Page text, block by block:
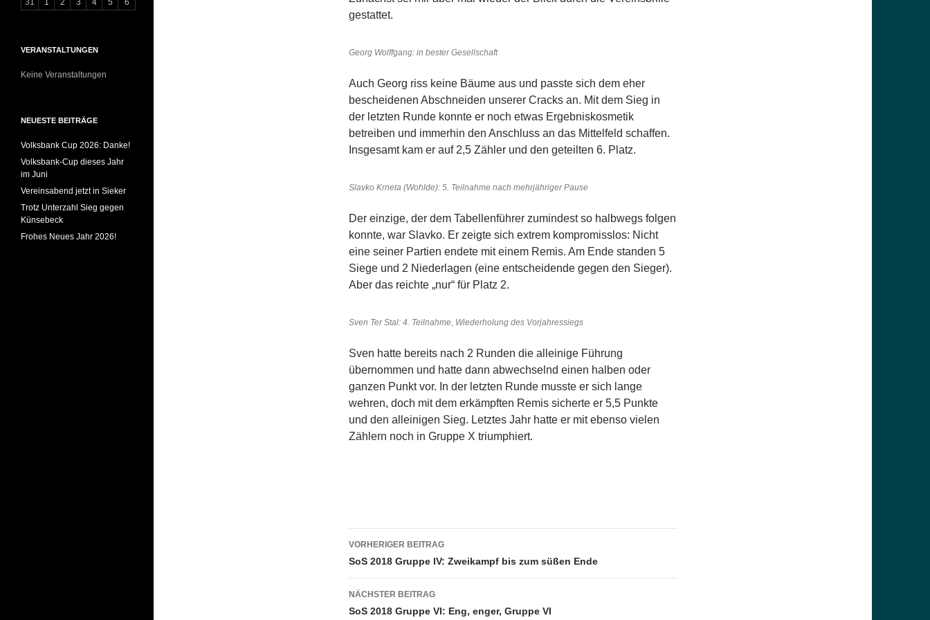
gestattet.
Georg Wolffgang: in bester Gesellschaft
Auch Georg riss keine Bäume aus und passte sich dem eher
bescheidenen Abschneiden unserer Cracks an. Mit dem Sieg in
der letzten Runde konnte er noch etwas Ergebniskosmetik
betreiben und immerhin den Anschluss an das Mittelfeld schaffen.
Insgesamt kam er auf 2,5 Zähler und den geteilten 6. Platz.
Slavko Krneta (Wohlde): 5. Teilnahme nach mehrjähriger Pause
Der einzige, der dem Tabellenführer zumindest so halbwegs folgen
konnte, war Slavko. Er zeigte sich extrem kompromisslos: Nicht
eine seiner Partien endete mit einem Remis. Am Ende standen 5
Siege und 2 Niederlagen (eine entscheidende gegen den Sieger).
Aber das reichte „nur“ für Platz 2.
Sven Ter Stal: 4. Teilnahme, Wiederholung des Vorjahressiegs
Sven hatte bereits nach 2 Runden die alleinige Führung
übernommen und hatte dann abwechselnd einen halben oder
ganzen Punkt vor. In der letzten Runde musste er sich lange
wehren, doch mit dem erkämpften Remis sicherte er 5,5 Punkte
und den alleinigen Sieg. Letztes Jahr hatte er mit ebenso vielen
Zählern noch in Gruppe X triumphiert.
Beitragsnavigation
VORHERIGER BEITRAG
SoS 2018 Gruppe IV: Zweikampf bis zum süßen Ende
NÄCHSTER BEITRAG
SoS 2018 Gruppe VI: Eng, enger, Gruppe VI
VERANSTALTUNGEN
Keine Veranstaltungen
NEUESTE BEITRÄGE
Volksbank Cup 2026: Danke!
Volksbank-Cup dieses Jahr
im Juni
Vereinsabend jetzt in Sieker
Trotz Unterzahl Sieg gegen
Künsebeck
Frohes Neues Jahr 2026!